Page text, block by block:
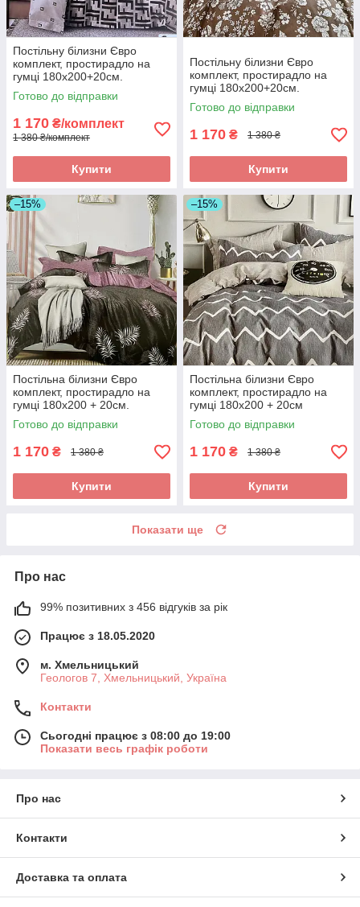
Постільну білизни Євро
комплект, простирадло на
гумці 180х200+20см.
Фланель.
Готово до відправки
1 170 ₴/комплект
1 380 ₴/комплект
Купити
Постільну білизни Євро
комплект, простирадло на
гумці 180х200+20см.
Фланель.
Готово до відправки
1 170 ₴ 1 380 ₴
Купити
–15%
Постільна білизни Євро
комплект, простирадло на
гумці 180х200 + 20см.
Готово до відправки
1 170 ₴ 1 380 ₴
Купити
–15%
Постільна білизни Євро
комплект, простирадло на
гумці 180х200 + 20см
Готово до відправки
1 170 ₴ 1 380 ₴
Купити
Показати ще
Про нас
99% позитивних з 456 відгуків за рік
Працює з 18.05.2020
м. Хмельницький
Геологов 7, Хмельницький, Україна
Контакти
Сьогодні працює з 08:00 до 19:00
Показати весь графік роботи
Про нас
Контакти
Доставка та оплата